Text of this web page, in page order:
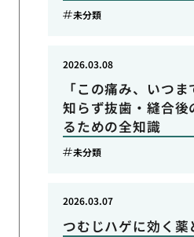
未分類
「この痛み、いつ
知らず抜歯・縫合後
るための全知識
2026.03.08
未分類
つむじハゲに効く薬
2026.03.07